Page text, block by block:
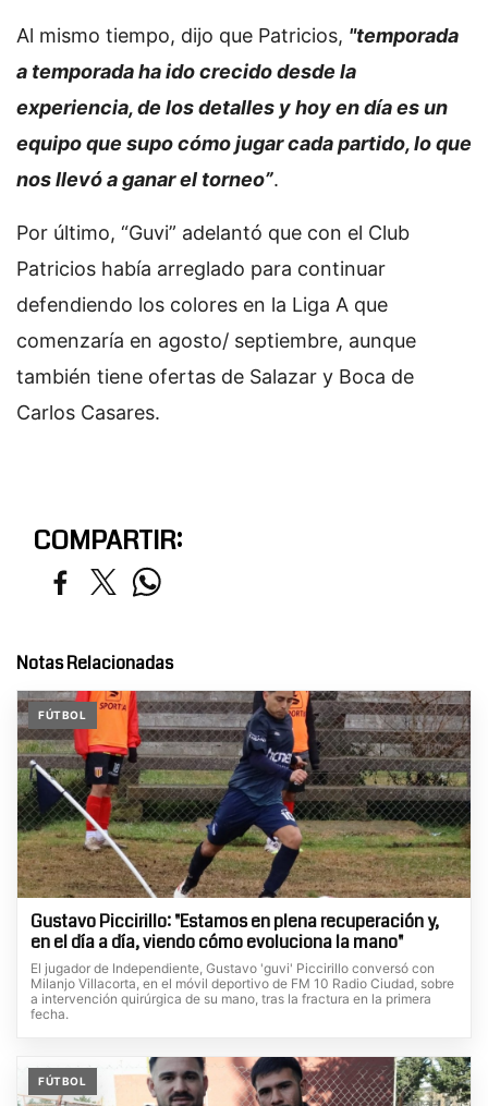
Al mismo tiempo, dijo que Patricios, "temporada
a temporada ha ido crecido desde la
experiencia, de los detalles y hoy en día es un
equipo que supo cómo jugar cada partido, lo que
nos llevó a ganar el torneo”.
Por último, “Guvi” adelantó que con el Club
Patricios había arreglado para continuar
defendiendo los colores en la Liga A que
comenzaría en agosto/ septiembre, aunque
también tiene ofertas de Salazar y Boca de
Carlos Casares.
COMPARTIR:
Notas Relacionadas
FÚTBOL
Gustavo Piccirillo: "Estamos en plena recuperación y,
en el día a día, viendo cómo evoluciona la mano"
El jugador de Independiente, Gustavo 'guvi' Piccirillo conversó con
Milanjo Villacorta, en el móvil deportivo de FM 10 Radio Ciudad, sobre
a intervención quirúrgica de su mano, tras la fractura en la primera
fecha.
FÚTBOL